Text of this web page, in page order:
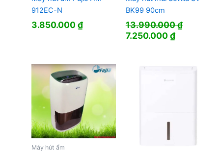
912EC-N
3.850.000₫
BK99 90cm
13.990.000₫
Giá
13.990.000 ₫.
7.250.000₫Giá
Máy hút ẩm